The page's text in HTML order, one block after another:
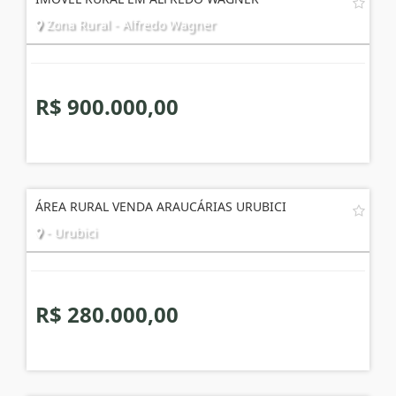
Zona Rural - Alfredo Wagner
R$ 900.000,00
ÁREA RURAL VENDA ARAUCÁRIAS URUBICI
- Urubici
R$ 280.000,00